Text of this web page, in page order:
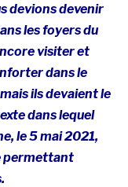
devions devenir
les foyers du
visiter et
dans le
ils devaient le
dans lequel
le 5 mai 2021,
permettant